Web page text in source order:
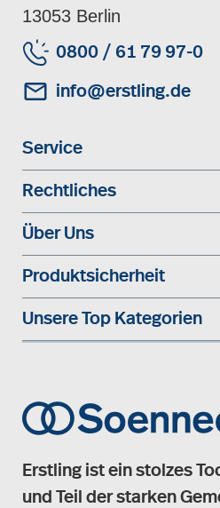
13053 Berlin
0800 / 61 79 97-0
info@erstling.de
Service
Rechtliches
Über Uns
Produktsicherheit
Unsere Top Kategorien
Erstling ist ein stolzes
und Teil der starken